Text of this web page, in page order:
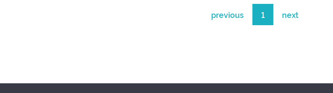
previous 1 next